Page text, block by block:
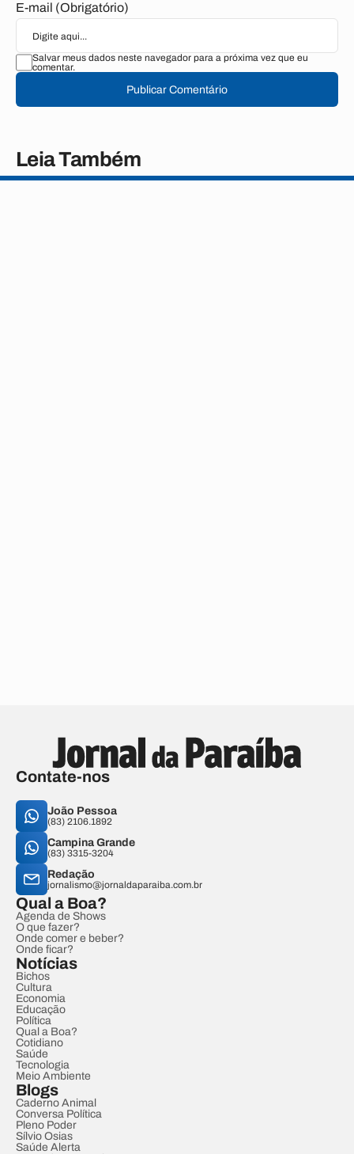
E-mail (Obrigatório)
Salvar meus dados neste navegador para a próxima vez que eu
comentar.
Publicar Comentário
Leia Também
Contate-nos
João Pessoa
(83) 2106.1892
Campina Grande
(83) 3315-3204
Redação
jornalismo@jornaldaparaiba.com.br
Qual a Boa?
Agenda de Shows
O que fazer?
Onde comer e beber?
Onde ficar?
Notícias
Bichos
Cultura
Economia
Educação
Política
Qual a Boa?
Cotidiano
Saúde
Tecnologia
Meio Ambiente
Blogs
Caderno Animal
Conversa Política
Pleno Poder
Sílvio Osias
Saúde Alerta